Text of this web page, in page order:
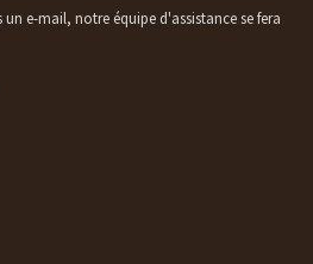
e-mail, notre équipe d'assistance se fera